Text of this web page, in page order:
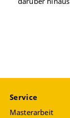
Service
Masterarbeit